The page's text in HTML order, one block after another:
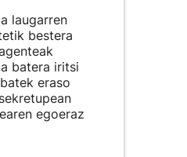
laugarren
bestera
batera iritsi
eraso
egoeraz